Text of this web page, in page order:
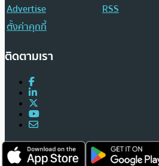
Advertise
RSS
ตั้งค่าคุกกี้
ติดตามเรา